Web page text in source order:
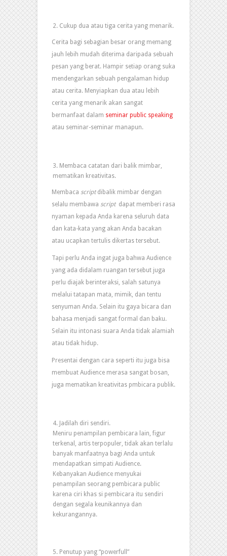
Cukup dua atau tiga cerita yang menarik.
Cerita bagi sebagian besar orang memang
jauh lebih mudah diterima daripada sebuah
pesan yang berat. Hampir setiap orang suka
mendengarkan sebuah pengalaman hidup
atau cerita. Menyiapkan dua atau lebih
cerita yang menarik akan sangat
bermanfaat dalam seminar public speaking
atau seminar-seminar manapun.
Membaca catatan dari balik mimbar,
mematikan kreativitas.
Membaca script dibalik mimbar dengan
selalu membawa script dapat memberi rasa
nyaman kepada Anda karena seluruh data
dan kata-kata yang akan Anda bacakan
atau ucapkan tertulis dikertas tersebut.
Tapi perlu Anda ingat juga bahwa Audience
yang ada didalam ruangan tersebut juga
perlu diajak berinteraksi, salah satunya
melalui tatapan mata, mimik, dan tentu
senyuman Anda. Selain itu gaya bicara dan
bahasa menjadi sangat formal dan baku.
Selain itu intonasi suara Anda tidak alamiah
atau tidak hidup.
Presentai dengan cara seperti itu juga bisa
membuat Audience merasa sangat bosan,
juga mematikan kreativitas pmbicara publik.
Jadilah diri sendiri.
Meniru penampilan pembicara lain, figur
terkenal, artis terpopuler, tidak akan terlalu
banyak manfaatnya bagi Anda untuk
mendapatkan simpati Audience.
Kebanyakan Audience menyukai
penampilan seorang pembicara public
karena ciri khas si pembicara itu sendiri
dengan segala keunikannya dan
kekurangannya.
Penutup yang “powerfull”